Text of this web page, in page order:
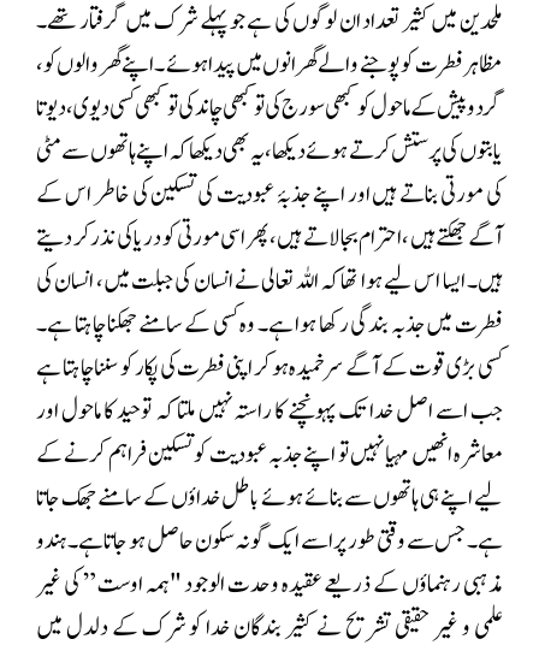
ملحدین میں کثیر تعداد ان لوگوں کی ہے جو پہلے شرک میں گرفتار تھے۔
مظاہر فطرت کو پوجنے والے گھرانوں میں پیدا ہوئے ۔اپنے گھر والوں کو،
گرد وپیش کے ماحول کو کبھی سورج کی تو کبھی چاند کی تو کبھی کسی دیوی، دیوتا
یا بتوں کی پرستش کرتے ہوئے دیکھا، یہ بھی دیکھا کہ اپنے ہاتھوں سے مٹی
کی مورتی بناتے ہیں اور اپنے جذبۂ عبودیت کی تسکین کی خاطر اس کے
آگے جھکتے ہیں ،احترام بجا لاتے ہیں، پھر اسی مورتی کو دریا کی نذر کر دیتے
ہیں۔ ایسا اس لیے ہوا تھا کہ اللہ تعالی نے انسان کی جبلت میں، انسان کی
فطرت میں جذبہ بندگی رکھا ہوا ہے۔ وہ کسی کے سامنے جھکنا چاہتا ہے۔
کسی بڑی قوت کے آگے سرخمیدہ ہو کر اپنی فطرت کی پکار کو سننا چاہتا ہے
جب اسے اصل خدا تک پہونچنے کا راستہ نہیں ملتا کہ توحید کا ماحول اور
معاشرہ انھیں مہیا نہیں تو اپنے جذبہ عبودیت کو تسکین فراہم کرنے کے
لیے اپنے ہی ہاتھوں سے بنائے ہوئے باطل خداؤں کے سامنے جھک جاتا
ہے۔ جس سے وقتی طور پر اسے ایک گونہ سکون حاصل ہو جاتا ہے۔ ہندو
مذہبی رہنماؤں کے ذریعے عقیدہ وحدت الوجود "ہمہ اوست” کی غیر
علمی و غیر حقیقی تشریح نے کثیر بندگان خدا کو شرک کے دلدل میں